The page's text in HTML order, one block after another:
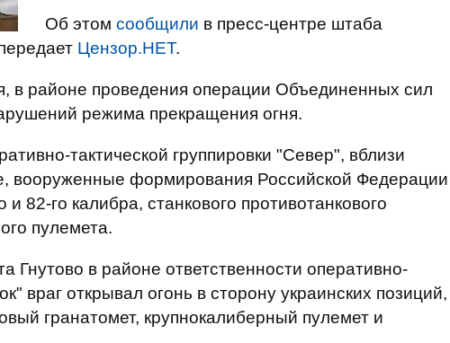
Об этом сообщили в пресс-центре штаба
Цензор.НЕТ.
в районе проведения операции Объединенных сил
режима прекращения огня.
тактической группировки "Север", вблизи
вооруженные формирования Российской Федерации
82-го калибра, станкового противотанкового
пулемета.
Гнутово в районе ответственности оперативно-
враг открывал огонь в сторону украинских позиций,
гранатомет, крупнокалиберный пулемет и